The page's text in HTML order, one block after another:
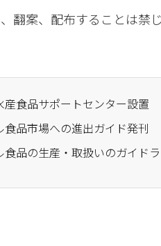
案、配布することは禁じ
食品サポートセンター設置
品市場への進出ガイド発刊
品の生産・取扱いのガイド